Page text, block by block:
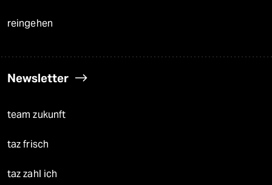
reingehen
Newsletter
team zukunft
taz frisch
taz zahl ich